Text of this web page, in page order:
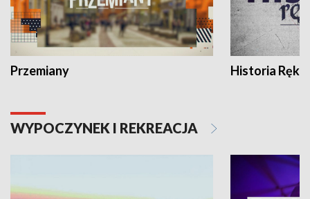
Przemiany Historia Ręką
WYPOCZYNEK I REKREACJA